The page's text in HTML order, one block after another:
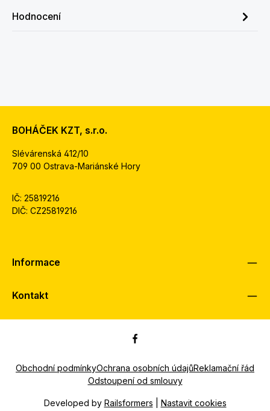
Hodnocení
BOHÁČEK KZT, s.r.o.
Slévárenská 412/10
709 00 Ostrava-Mariánské Hory
IČ: 25819216
DIČ: CZ25819216
Informace
Kontakt
Developed by Railsformers Nastavit cookies
Obchodní podmínkyOchrana osobních údajůReklamační řád
Odstoupení od smlouvy